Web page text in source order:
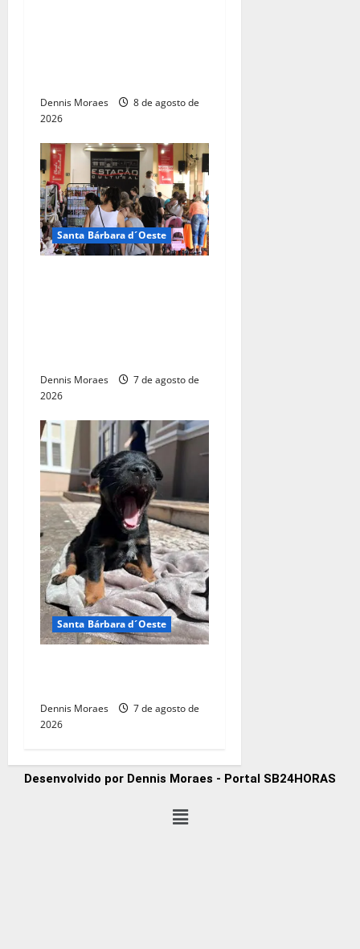
Dennis Moraes
8 de agosto de
2026
Santa Bárbara d´Oeste
Dennis Moraes
7 de agosto de
2026
Santa Bárbara d´Oeste
Dennis Moraes
7 de agosto de
2026
Desenvolvido por Dennis Moraes - Portal SB24HORAS